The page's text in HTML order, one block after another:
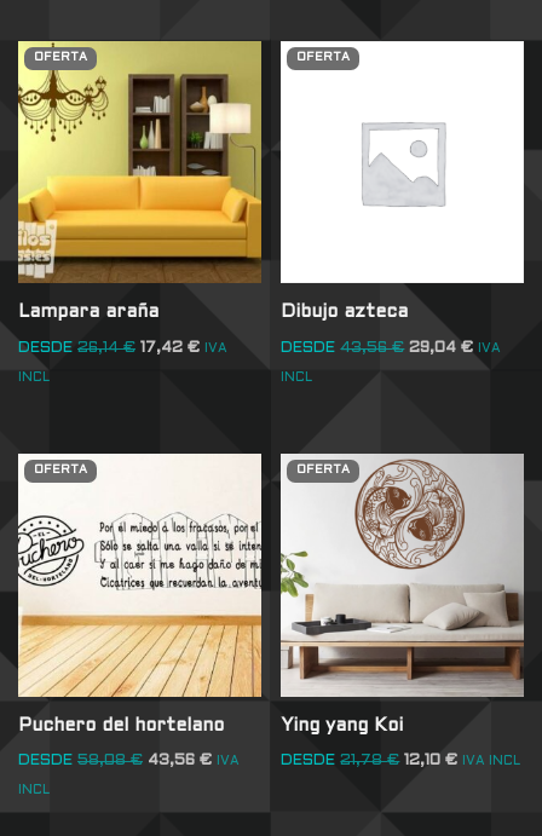
OFERTA
Lampara araña
DESDE 26,14€ 17,42 € IVA
INCL
OFERTA
Dibujo azteca
DESDE 43,56€ 29,04€ IVA
INCL
OFERTA
Puchero del hortelano
DESDE 58,08€ 43,56 € IVA
INCL
OFERTA
Ying yang Koi
DESDE 21,78€ 12,10€ IVA INCL